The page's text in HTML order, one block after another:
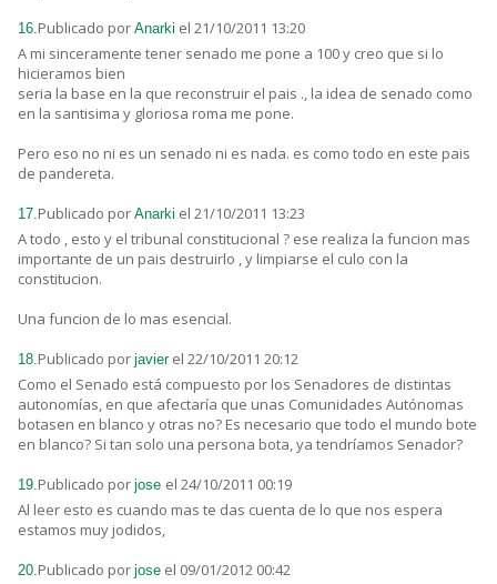
16.Publicado por Anarki el 21/10/2011 13:20
A mi sinceramente tener senado me pone a 100 y creo que si lo
hicieramos bien
seria la base en la que reconstruir el pais ., la idea de senado como
en la santisima y gloriosa roma me pone.
Pero eso no ni es un senado ni es nada. es como todo en este pais
de pandereta.
17.Publicado por Anarki el 21/10/2011 13:23
A todo , esto y el tribunal constitucional ? ese realiza la funcion mas
importante de un pais destruirlo , y limpiarse el culo con la
constitucion.
Una funcion de lo mas esencial.
18.Publicado por javier el 22/10/2011 20:12
Como el Senado está compuesto por los Senadores de distintas
autonomías, en que afectaría que unas Comunidades Autónomas
botasen en blanco y otras no? Es necesario que todo el mundo bote
en blanco? Si tan solo una persona bota, ya tendríamos Senador?
19.Publicado por jose el 24/10/2011 00:19
Al leer esto es cuando mas te das cuenta de lo que nos espera
estamos muy jodidos,
20.Publicado por jose el 09/01/2012 00:42